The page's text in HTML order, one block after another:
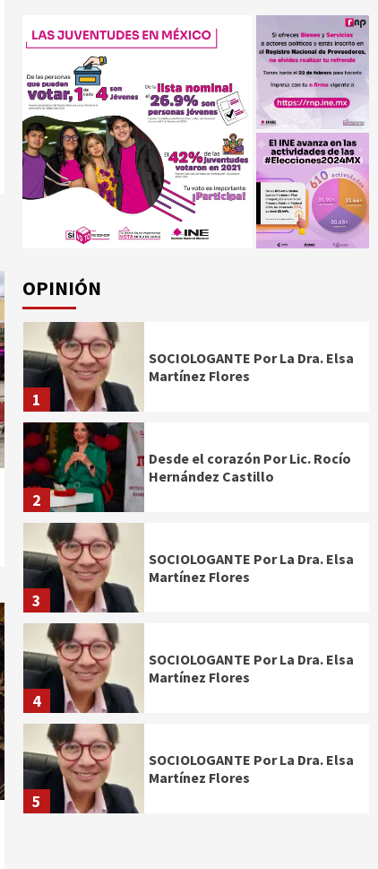
OPINIÓN
1
SOCIOLOGANTE Por La Dra. Elsa
Martínez Flores
2
Desde el corazón Por Lic. Rocío
Hernández Castillo
3
SOCIOLOGANTE Por La Dra. Elsa
Martínez Flores
4
SOCIOLOGANTE Por La Dra. Elsa
Martínez Flores
5
SOCIOLOGANTE Por La Dra. Elsa
Martínez Flores